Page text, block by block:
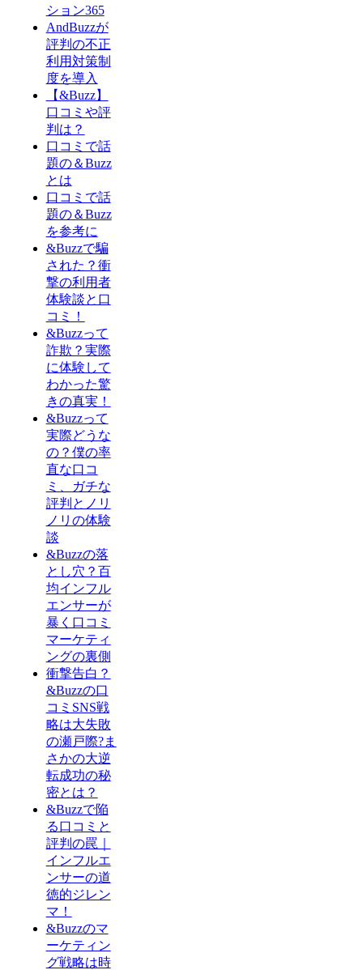
ション365
AndBuzzが
評判の不正
利用対策制
度を導入
【&Buzz】
口コミや評
判は？
口コミで話
題の＆Buzz
とは
口コミで話
題の＆Buzz
を参考に
&Buzzで騙
された？衝
撃の利用者
体験談と口
コミ！
&Buzzって
詐欺？実際
に体験して
わかった驚
きの真実！
&Buzzって
実際どうな
の？僕の率
直な口コ
ミ、ガチな
評判とノリ
ノリの体験
談
&Buzzの落
とし穴？百
均インフル
エンサーが
暴く口コミ
マーケティ
ングの裏側
衝撃告白？
&Buzzの口
コミSNS戦
略は大失敗
の瀬戸際?ま
さかの大逆
転成功の秘
密とは？
&Buzzで陥
る口コミと
評判の罠｜
インフルエ
ンサーの道
徳的ジレン
マ！
&Buzzのマ
ーケティン
グ戦略は時